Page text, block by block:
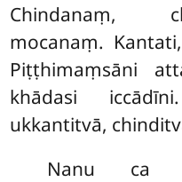
Chindanaṃ,
mocanaṃ.
Piṭṭhimaṃsāni
khādasi
ukkantitvā,
Nanu ca